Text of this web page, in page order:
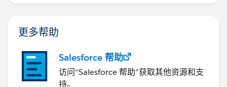
更多帮助
Salesforce 帮助
访问“Salesforce 帮助”获取其他资源和支
持。